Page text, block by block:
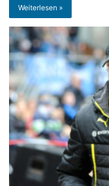
Weiterlesen »